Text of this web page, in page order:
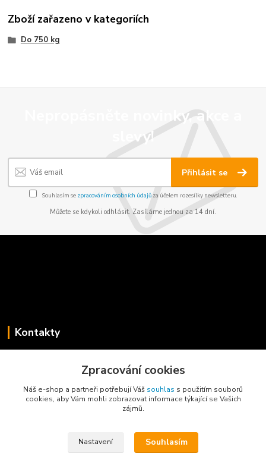
Zboží zařazeno v kategoriích
Do 750 kg
Nepropásněte novinky, akce a
slevy!
Přihlásit se
Souhlasím se zpracováním osobních údajůza účelem rozesílky newsletteru.
Můžete se kdykoli odhlásit. Zasíláme jednou za 14 dní.
Kontakty
+420 775 734 715
info@privesyblyss.cz
Zpracování cookies
Náš e-shop a partneři potřebují Váš souhlas s použitím souborů
cookies, aby Vám mohli zobrazovat informace týkající se Vašich
zájmů.
Nastavení Souhlasím